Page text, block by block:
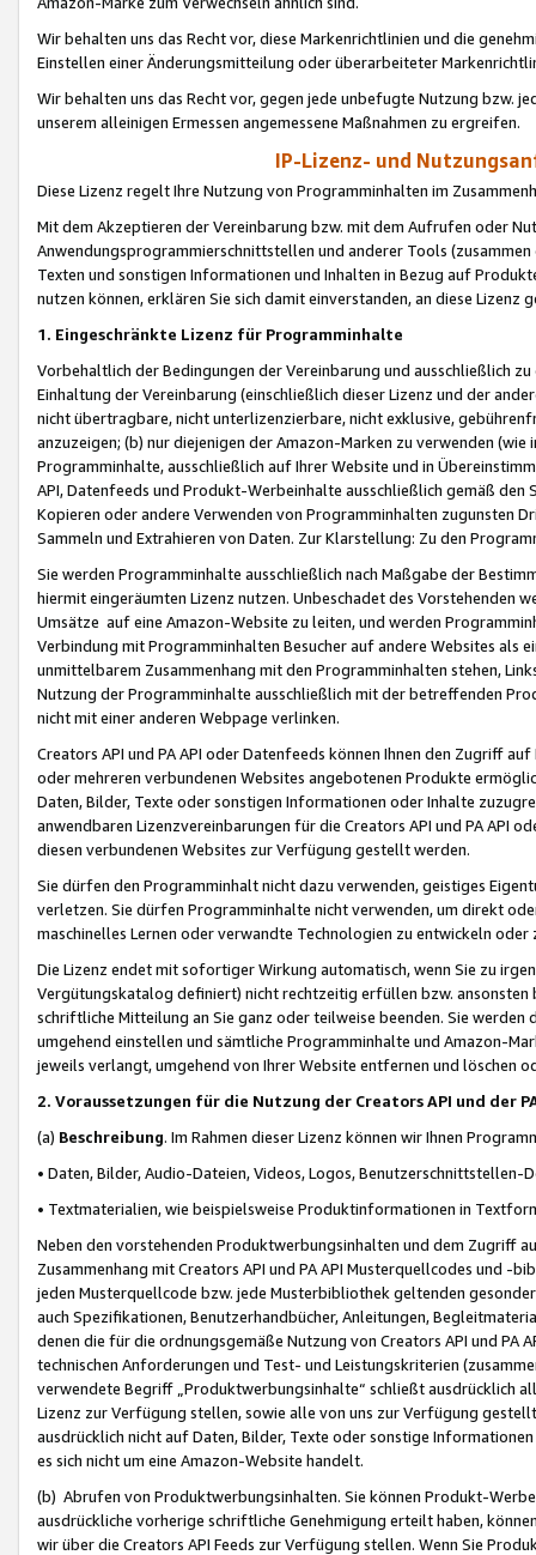
Wir behalten uns das Recht vor, diese Markenrichtlinien und die
Einstellen einer Änderungsmitteilung oder überarbeiteter
Wir behalten uns das Recht vor, gegen jede unbefugte Nutzung bzw.
unserem alleinigen Ermessen angemessene Maßnahmen zu ergreifen.
IP-Lizenz- und
Diese Lizenz regelt Ihre Nutzung von Programminhalten im
Mit dem Akzeptieren der Vereinbarung bzw. mit dem Aufrufen oder
Anwendungsprogrammierschnittstellen und anderer Tools (zusammen
Texten und sonstigen Informationen und Inhalten in Bezug auf
nutzen können, erklären Sie sich damit einverstanden, an diese Lizenz
1. Eingeschränkte Lizenz für Programminhalte
Vorbehaltlich der Bedingungen der Vereinbarung und ausschließlich
Einhaltung der Vereinbarung (einschließlich dieser Lizenz und der
nicht übertragbare, nicht unterlizenzierbare, nicht exklusive,
anzuzeigen; (b) nur diejenigen der Amazon-Marken zu verwenden
Programminhalte, ausschließlich auf Ihrer Website und in
API, Datenfeeds und Produkt-Werbeinhalte ausschließlich gemäß
Kopieren oder andere Verwenden von Programminhalten zugunsten
Sammeln und Extrahieren von Daten. Zur Klarstellung: Zu den
Sie werden Programminhalte ausschließlich nach Maßgabe der
hiermit eingeräumten Lizenz nutzen. Unbeschadet des Vorstehenden
Umsätze auf eine Amazon-Website zu leiten, und werden
Verbindung mit Programminhalten Besucher auf andere Websites als
unmittelbarem Zusammenhang mit den Programminhalten stehen,
Nutzung der Programminhalte ausschließlich mit der betreffenden
nicht mit einer anderen Webpage verlinken.
Creators API und PA API oder Datenfeeds können Ihnen den Zugriff
oder mehreren verbundenen Websites angebotenen Produkte
Daten, Bilder, Texte oder sonstigen Informationen oder Inhalte
anwendbaren Lizenzvereinbarungen für die Creators API und PA API
diesen verbundenen Websites zur Verfügung gestellt werden.
Sie dürfen den Programminhalt nicht dazu verwenden, geistiges
verletzen. Sie dürfen Programminhalte nicht verwenden, um direkt
maschinelles Lernen oder verwandte Technologien zu entwickeln
Die Lizenz endet mit sofortiger Wirkung automatisch, wenn Sie zu
Vergütungskatalog definiert) nicht rechtzeitig erfüllen bzw. ansonsten
schriftliche Mitteilung an Sie ganz oder teilweise beenden. Sie werden
umgehend einstellen und sämtliche Programminhalte und Amazon-
jeweils verlangt, umgehend von Ihrer Website entfernen und löschen
2. Voraussetzungen für die Nutzung der Creators API und der
(a) Beschreibung. Im Rahmen dieser Lizenz können wir Ihnen
• Daten, Bilder, Audio-Dateien, Videos, Logos, Benutzerschnittstellen-
• Textmaterialien, wie beispielsweise Produktinformationen in
Neben den vorstehenden Produktwerbungsinhalten und dem Zugriff
Zusammenhang mit Creators API und PA API Musterquellcodes und
jeden Musterquellcode bzw. jede Musterbibliothek geltenden
auch Spezifikationen, Benutzerhandbücher, Anleitungen,
denen die für die ordnungsgemäße Nutzung von Creators API und PA
technischen Anforderungen und Test- und Leistungskriterien
verwendete Begriff „Produktwerbungsinhalte“ schließt ausdrücklich
Lizenz zur Verfügung stellen, sowie alle von uns zur Verfügung
ausdrücklich nicht auf Daten, Bilder, Texte oder sonstige
es sich nicht um eine Amazon-Website handelt.
(b) Abrufen von Produktwerbungsinhalten. Sie können Produkt-
ausdrückliche vorherige schriftliche Genehmigung erteilt haben,
wir über die Creators API Feeds zur Verfügung stellen. Wenn Sie